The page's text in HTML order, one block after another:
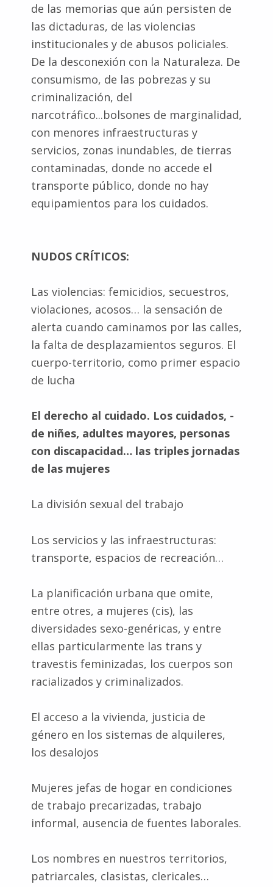
de las memorias que aún persisten de
las dictaduras, de las violencias
institucionales y de abusos policiales.
De la desconexión con la Naturaleza. De
consumismo, de las pobrezas y su
criminalización, del
narcotráfico...bolsones de marginalidad,
con menores infraestructuras y
servicios, zonas inundables, de tierras
contaminadas, donde no accede el
transporte público, donde no hay
equipamientos para los cuidados.
NUDOS CRÍTICOS:
Las violencias: femicidios, secuestros,
violaciones, acosos… la sensación de
alerta cuando caminamos por las calles,
la falta de desplazamientos seguros. El
cuerpo-territorio, como primer espacio
de lucha
El derecho al cuidado. Los cuidados, -
de niñes, adultes mayores, personas
con discapacidad… las triples jornadas
de las mujeres
La división sexual del trabajo
Los servicios y las infraestructuras:
transporte, espacios de recreación…
La planificación urbana que omite,
entre otres, a mujeres (cis), las
diversidades sexo-genéricas, y entre
ellas particularmente las trans y
travestis feminizadas, los cuerpos son
racializados y criminalizados.
El acceso a la vivienda, justicia de
género en los sistemas de alquileres,
los desalojos
Mujeres jefas de hogar en condiciones
de trabajo precarizadas, trabajo
informal, ausencia de fuentes laborales.
Los nombres en nuestros territorios,
patriarcales, clasistas, clericales…